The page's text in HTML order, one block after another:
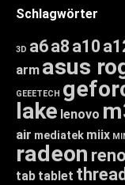
Schlagwörter
3D a6a8 a10
arm asus
GEEETECH
lake lenovo
air mediatek miix
radeon
tab tablet